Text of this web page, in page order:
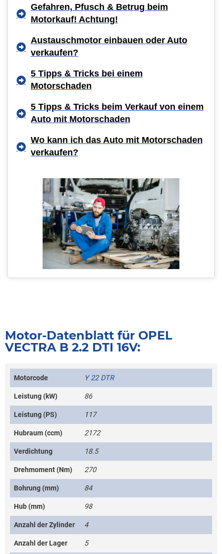
Gefahren, Pfusch & Betrug beim
Motorkauf! Achtung!
Austauschmotor einbauen oder Auto
verkaufen?
5 Tipps & Tricks bei einem
Motorschaden
5 Tipps & Tricks beim Verkauf von einem
Auto mit Motorschaden
Wo kann ich das Auto mit Motorschaden
verkaufen?
Motor-Datenblatt für OPEL
VECTRA B 2.2 DTI 16V:
Motorcode Y 22 DTR
Leistung (kW) 86
Leistung (PS) 117
Hubraum (ccm) 2172
Verdichtung 18.5
Drehmoment (Nm) 270
Bohrung (mm) 84
Hub (mm) 98
Anzahl der Zylinder 4
Anzahl der Lager 5